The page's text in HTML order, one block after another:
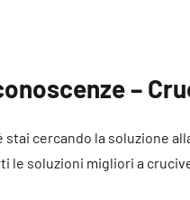
–
cercando la soluzione
le soluzioni migliori a